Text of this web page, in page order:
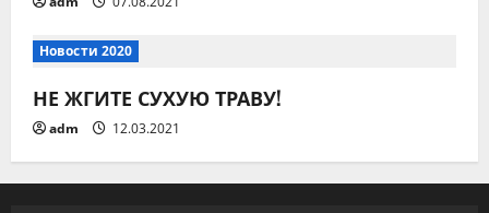
з
а
п
и
Новости 2020
НЕ ЖГИТЕ СУХУЮ ТРАВУ!
adm 12.03.2021